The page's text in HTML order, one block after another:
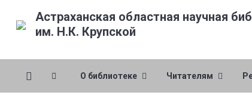
Астраханская областная научная
им. Н.К. Крупской
О библиотеке Читателям